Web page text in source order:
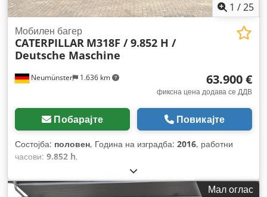
1 /25
Neumünster 1.636 km
Мобилен багер
CATERPILLAR M318F / 9.852 H /
Deutsche Maschine
63.900 €
фиксна цена додава се ДДВ
Побарајте Повикајте
Состојба: половен, Година на изградба: 2016, работни
часови: 9.852 h,
Мал оглас